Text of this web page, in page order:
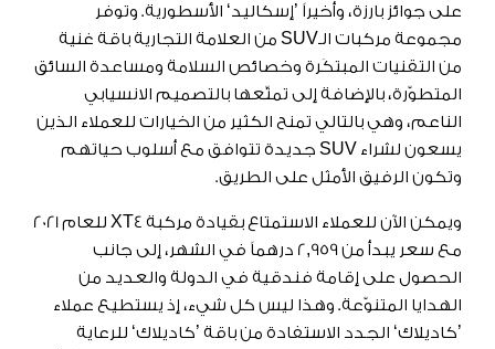
على جوائز بارزة، وأخيراً ’إسكاليد‘ الأسطورية. وتوفر
مجموعة مركبات الـSUV من العلامة التجارية باقة غنية
من التقنيات المبتكَرة وخصائص السلامة ومساعدة السائق
المتطوّرة، بالإضافة إلى تمتّعها بالتصميم الانسيابي
الناعم، وهي بالتالي تمنح الكثير من الخيارات للعملاء الذين
يسعون لشراء SUV جديدة تتوافق مع أسلوب حياتهم
وتكون الرفيق الأمثل على الطريق.
ويمكن الآن للعملاء الاستمتاع بقيادة مركبة XT4 للعام 2021
مع سعر يبدأ من 2,959 درهماً في الشهر، إلى جانب
الحصول على إقامة فندقية في الدولة والعديد من
الهدايا المتنوّعة. وهذا ليس كل شيء، إذ يستطيع عملاء
’كاديلاك‘ الجدد الاستفادة من باقة ’كاديلاك‘ للرعاية